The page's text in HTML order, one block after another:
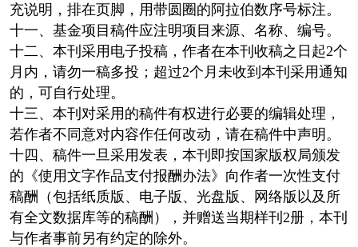
充说明，排在页脚，用带圆圈的阿拉伯数序号标注。
十一、基金项目稿件应注明项目来源、名称、编号。
十二、本刊采用电子投稿，作者在本刊收稿之日起2个
月内，请勿一稿多投；超过2个月未收到本刊采用通知
的，可自行处理。
十三、本刊对采用的稿件有权进行必要的编辑处理，
若作者不同意对内容作任何改动，请在稿件中声明。
十四、稿件一旦采用发表，本刊即按国家版权局颁发
的《使用文字作品支付报酬办法》向作者一次性支付
稿酬（包括纸质版、电子版、光盘版、网络版以及所
有全文数据库等的稿酬），并赠送当期样刊2册，本刊
与作者事前另有约定的除外。